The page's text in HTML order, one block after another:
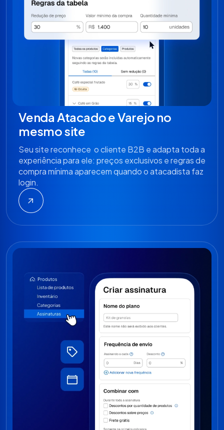
Venda Atacado e Varejo no
mesmo site
Seu site reconhece o cliente B2B e adapta toda a
experiência para ele: preços exclusivos e regras de
compra mínima aparecem quando o atacadista faz
login.